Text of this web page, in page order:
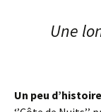
Une
Un peu